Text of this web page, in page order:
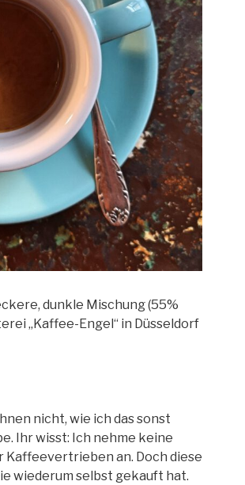
dunkle Mischung (55%
„Kaffee-Engel“ in Düsseldorf
nicht, wie ich das sonst
Ihr wisst: Ich nehme keine
an. Doch diese
wiederum selbst gekauft hat.